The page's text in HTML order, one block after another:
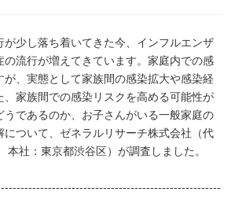
が少し落ち着いてきた今、インフルエンザ
の流行が増えてきています。家庭内での感
が、実態として家族間の感染拡大や感染経
、家族間での感染リスクを高める可能性が
うであるのか、お子さんがいる一般家庭の
について、ゼネラルリサーチ株式会社（代
本社：東京都渋谷区）が調査しました。